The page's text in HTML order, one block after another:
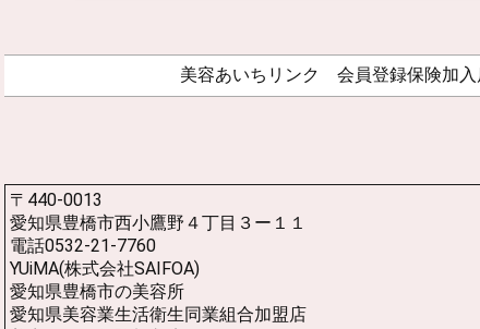
美容あいちリンク 会員登録保険加入
〒440-0013
愛知県豊橋市西小鷹野４丁目３ー１１
電話0532-21-7760
YUiMA(株式会社SAIFOA)
愛知県豊橋市の美容所
愛知県美容業生活衛生同業組合加盟店